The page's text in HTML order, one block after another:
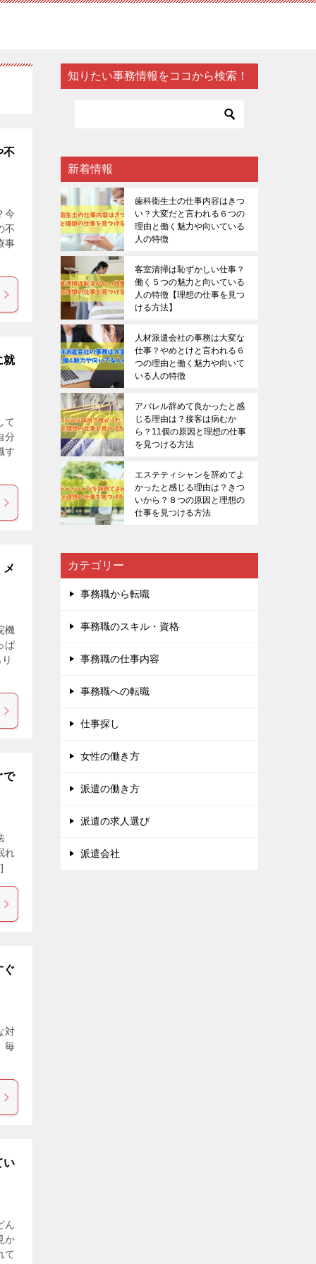
不
今
不
事
就
て
分
す
機
ぱ
で
れ
ぐ
対
毎
い
ん
か
て
知りたい事務情報をココから検索！
新着情報
歯科衛生士の仕事内容はきつ
い？大変だと言われる６つの
理由と働く魅力や向いている
人の特徴
客室清掃は恥ずかしい仕事？
働く５つの魅力と向いている
人の特徴【理想の仕事を見つ
ける方法】
人材派遣会社の事務は大変な
仕事？やめとけと言われる６
つの理由と働く魅力や向いて
いる人の特徴
アパレル辞めて良かったと感
じる理由は？接客は病むか
ら？11個の原因と理想の仕事
を見つける方法
エステティシャンを辞めてよ
かったと感じる理由は？きつ
いから？８つの原因と理想の
仕事を見つける方法
カテゴリー
事務職から転職
事務職のスキル・資格
事務職の仕事内容
事務職への転職
仕事探し
女性の働き方
派遣の働き方
派遣の求人選び
派遣会社